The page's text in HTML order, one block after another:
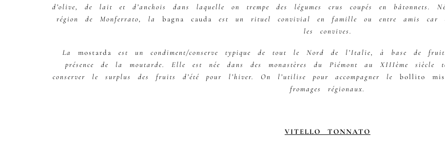
d’olive, de lait et d’anchois dans laquelle on trempe des légumes crus coupés en
région de Monferrato, la bagna cauda est un rituel convivial en famille ou entre amis car
les convives.
La mostarda
est un condiment/conserve typique de tout le Nord de l’Italie, à base de
présence de la moutarde.
Elle est née dans des monastères du Piémont au XIIIème siècle
conserver le surplus des fruits d’été pour l’hiver. On l’utilise pour accompagner le bollito
fromages régionaux.
VITELLO TONNATO